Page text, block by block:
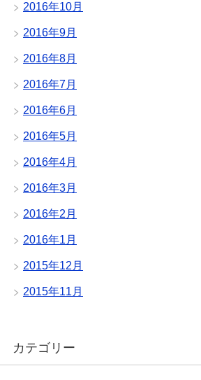
2016年10月
2016年9月
2016年8月
2016年7月
2016年6月
2016年5月
2016年4月
2016年3月
2016年2月
2016年1月
2015年12月
2015年11月
カテゴリー